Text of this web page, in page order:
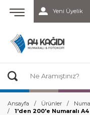
Yeni Üyelik
Ansayfa Ürünler
1'den 200'e Numaralı A4